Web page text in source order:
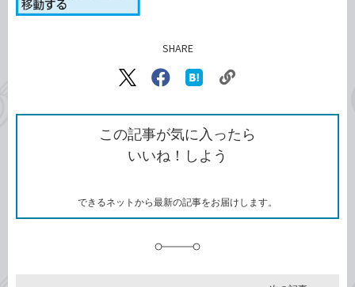
SHARE
X（旧
で
シ
ェ
ア
Facebook
シ
ェ
ア
な
ブ
ッ
ク
ク
ク
を
コ
この記事が気に入ったら
いいね！しよう
できるネットから最新の記事をお届けします。